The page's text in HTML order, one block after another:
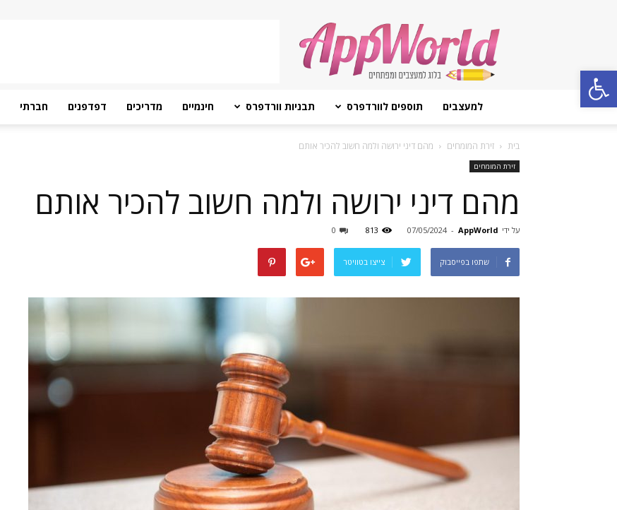
Open toolbar
AppWorld
למעצבים תוספים לוורדפרס תבניות וורדפרס חינמיים מדריכים דפדפנים חברתי
בית זירת המומחים מהם דיני ירושה ולמה חשוב להכיר אותם
זירת המומחים
מהם דיני ירושה ולמה חשוב להכיר אותם
על ידי AppWorld
-
07/05/2024
813
0
שתפו בפייסבוק צייצו בטוויטר